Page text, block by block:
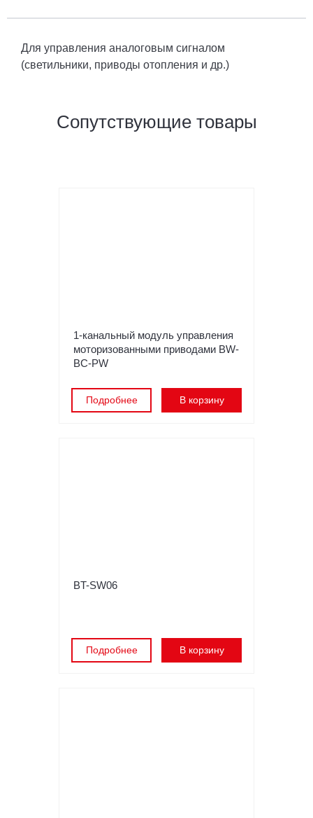
Для управления аналоговым сигналом
(светильники, приводы отопления и др.)
Сопутствующие товары
1-канальный модуль управления
моторизованными приводами BW-
BC-PW
Подробнее В корзину
BT-SW06
Подробнее В корзину